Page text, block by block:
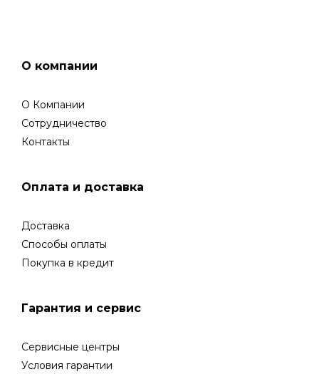
О компании
О Компании
Сотрудничество
Контакты
Оплата и доставка
Доставка
Способы оплаты
Покупка в кредит
Гарантия и сервис
Сервисные центры
Условия гарантии